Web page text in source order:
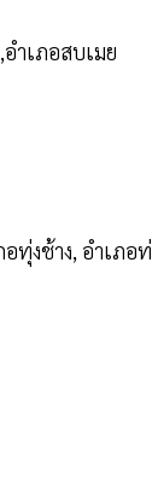
ำเภอสบเมย
ทุ่งช้าง, อำเภอ